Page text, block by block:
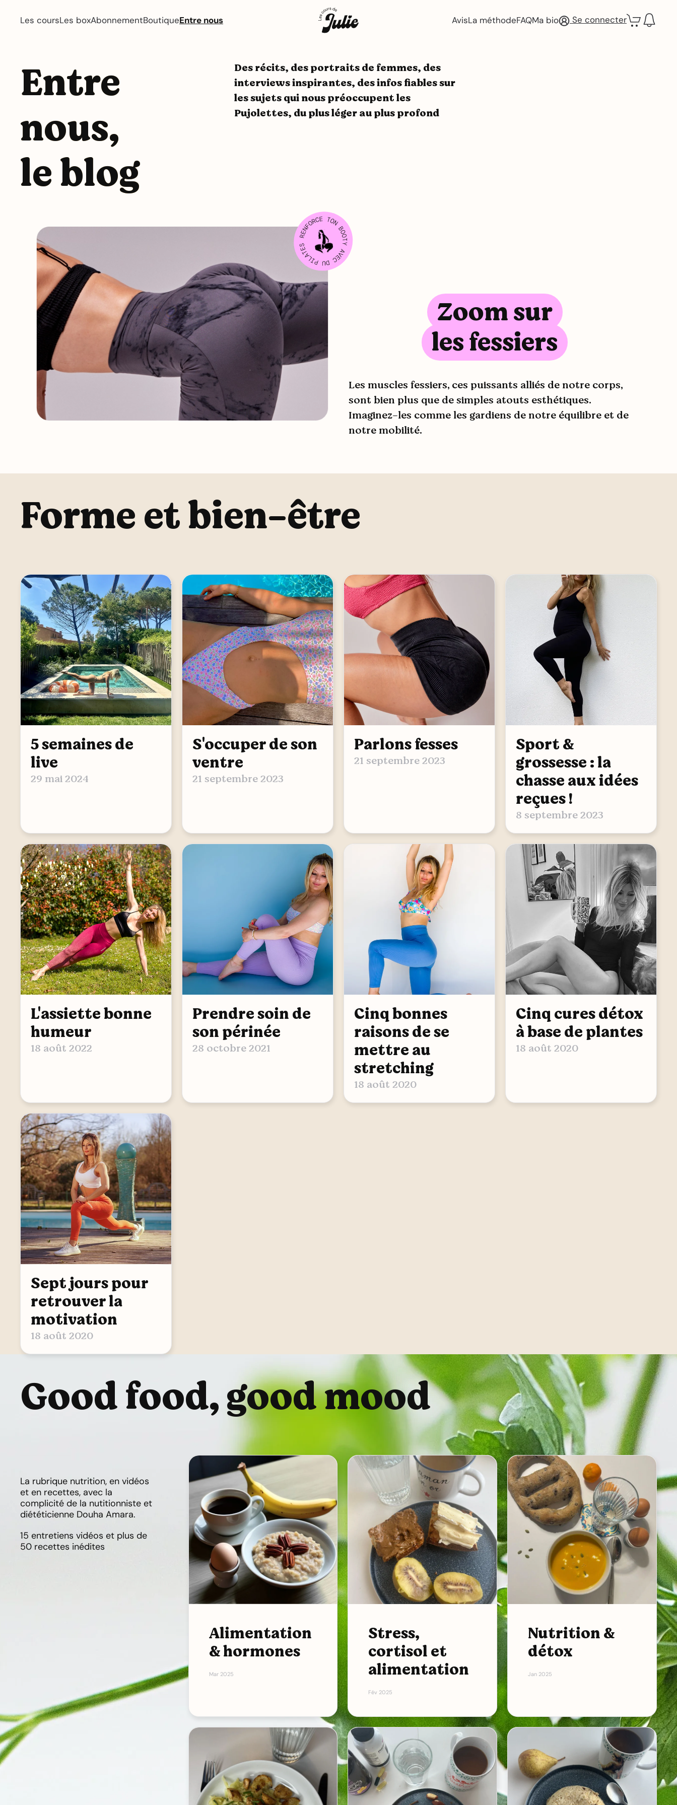
Les coursLes boxAbonnementBoutiqueEntre nous AvisLa méthodeFAQMa bio Se connecter
Entre
nous,
le blog
Des récits, des portraits de femmes, des
interviews inspirantes, des infos fiables sur
les sujets qui nous préoccupent les
Pujolettes, du plus léger au plus profond
Zoom sur
les fessiers
Les muscles fessiers, ces puissants alliés de notre corps,
sont bien plus que de simples atouts esthétiques.
Imaginez-les comme les gardiens de notre équilibre et de
notre mobilité.
Forme et bien-être
5 semaines de
live
29 mai 2024
S'occuper de son
ventre
21 septembre 2023
Parlons fesses
21 septembre 2023
Sport &
grossesse : la
chasse aux idées
reçues !
8 septembre 2023
L'assiette bonne
humeur
18 août 2022
Prendre soin de
son périnée
28 octobre 2021
Cinq bonnes
raisons de se
mettre au
stretching
18 août 2020
Cinq cures détox
à base de plantes
18 août 2020
Sept jours pour
retrouver la
motivation
18 août 2020
Good food, good mood
La rubrique nutrition, en vidéos
et en recettes, avec la
complicité de la nutitionniste et
diététicienne Douha Amara.
15 entretiens vidéos et plus de
50 recettes inédites
Alimentation
& hormones
Mar 2025
Stress,
cortisol et
alimentation
Fév 2025
Nutrition &
détox
Jan 2025